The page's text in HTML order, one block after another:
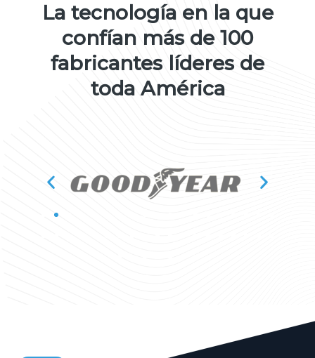
La tecnología en la que
confían más de 100
fabricantes líderes de
toda América